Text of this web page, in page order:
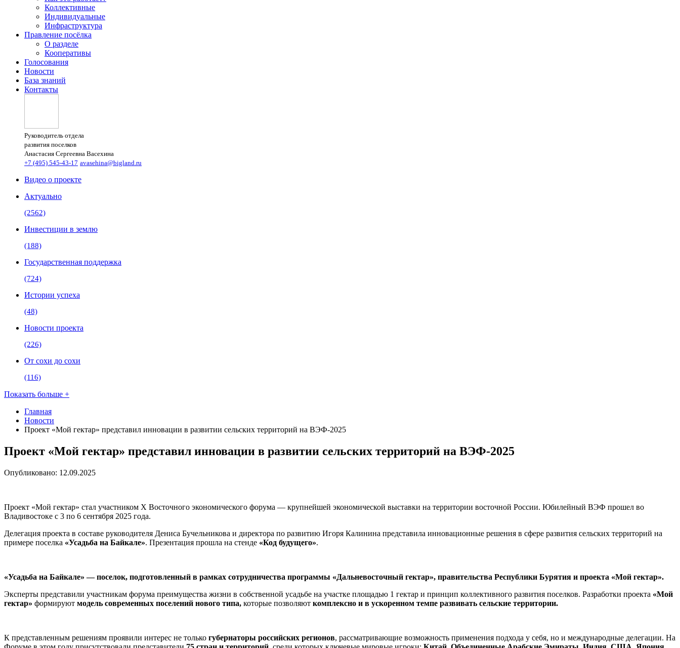
Коллективные
Индивидуальные
Инфраструктура
Правление посёлка
О разделе
Кооперативы
Голосования
Новости
База знаний
Контакты
Руководитель отдела
развития поселков
Анастасия Сергеевна Васехина
+7 (495) 545-43-17 avasehina@bigland.ru
Видео о проекте
Актуально
(2562)
Инвестиции в землю
(188)
Государственная поддержка
(724)
Истории успеха
(48)
Новости проекта
(226)
От сохи до сохи
(116)
Показать больше +
Главная
Новости
Проект «Мой гектар» представил инновации в развитии сельских территорий на ВЭФ-2025
Проект «Мой гектар» представил инновации в развитии сельских территорий на ВЭФ-2025
Опубликовано: 12.09.2025
Проект «Мой гектар» стал участником Х Восточного экономического форума — крупнейшей экономической выставки на территории восточной России. Юбилейный ВЭФ прошел во
Владивостоке с 3 по 6 сентября 2025 года.
Делегация проекта в составе руководителя Дениса Бучельникова и директора по развитию Игоря Калинина представила инновационные решения в сфере развития сельских территорий на
примере поселка «Усадьба на Байкале». Презентация прошла на стенде «Код будущего».
«Усадьба на Байкале» — поселок, подготовленный в рамках сотрудничества программы «Дальневосточный гектар», правительства Республики Бурятия и проекта «Мой гектар».
Эксперты представили участникам форума преимущества жизни в собственной усадьбе на участке площадью 1 гектар и принцип коллективного развития поселков. Разработки проекта «Мой
гектар» формируют модель современных поселений нового типа, которые позволяют комплексно и в ускоренном темпе развивать сельские территории.
К представленным решениям проявили интерес не только губернаторы российских регионов, рассматривающие возможность применения подхода у себя, но и международные делегации. На